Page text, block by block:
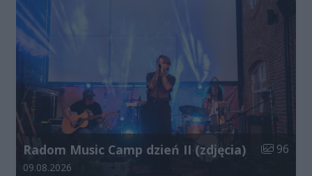
Radom Music Camp dzień II (zdjęcia) Liczba
96
Data dodania galerii:
09.08.2026